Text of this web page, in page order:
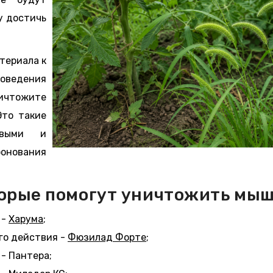
достичь
к
такие
и
помогут уничтожить
- Харума;
действия - Фюзилад Форте;
- Пантера;